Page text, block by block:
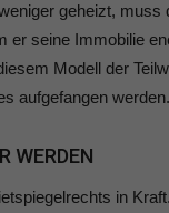
geheizt,
er seine Immobilie
Modell der
aufgefangen werden.
WERDEN
in